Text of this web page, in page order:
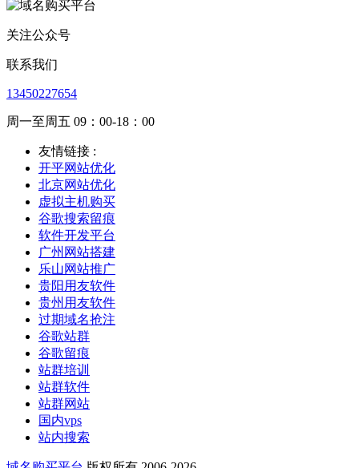
关注公众号
联系我们
13450227654
周一至周五 09：00-18：00
友情链接 :
开平网站优化
北京网站优化
虚拟主机购买
谷歌搜索留痕
软件开发平台
广州网站搭建
乐山网站推广
贵阳用友软件
贵州用友软件
过期域名抢注
谷歌站群
谷歌留痕
站群培训
站群软件
站群网站
国内vps
站内搜索